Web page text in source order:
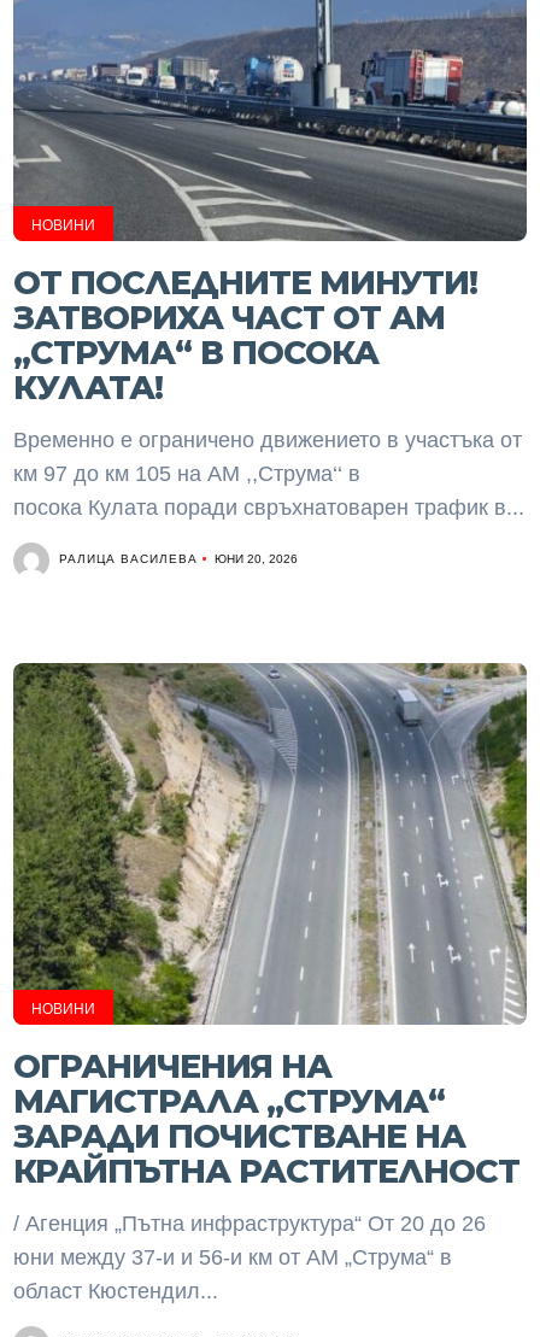
НОВИНИ
ОТ ПОСЛЕДНИТЕ МИНУТИ!
ЗАТВОРИХА ЧАСТ ОТ АМ
„СТРУМА“ В ПОСОКА
КУЛАТА!
Временно е ограничено движението в участъка от
км 97 до км 105 на АМ ,,Струма‘‘ в
посока Кулата поради свръхнатоварен трафик в...
РАЛИЦА ВАСИЛЕВА ЮНИ 20, 2026
НОВИНИ
ОГРАНИЧЕНИЯ НА
МАГИСТРАЛА „СТРУМА“
ЗАРАДИ ПОЧИСТВАНЕ НА
КРАЙПЪТНА РАСТИТЕЛНОСТ
/ Агенция „Пътна инфраструктура“ От 20 до 26
юни между 37-и и 56-и км от АМ „Струма“ в
област Кюстендил...